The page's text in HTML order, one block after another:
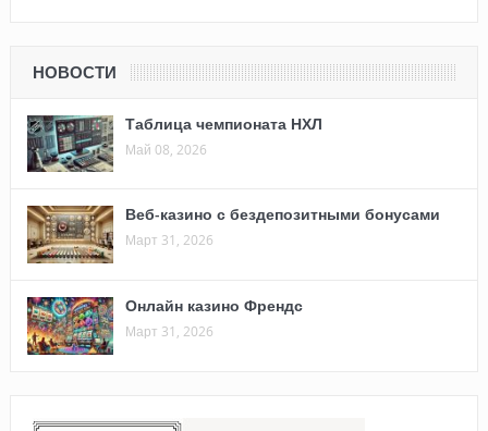
НОВОСТИ
Таблица чемпионата НХЛ
Май 08, 2026
Веб-казино с бездепозитными бонусами
Март 31, 2026
Онлайн казино Френдс
Март 31, 2026